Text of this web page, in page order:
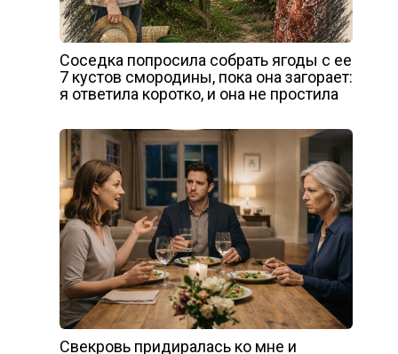
Соседка попросила собрать ягоды с ее
7 кустов смородины, пока она загорает:
я ответила коротко, и она не простила
Свекровь придиралась ко мне и